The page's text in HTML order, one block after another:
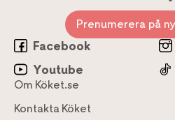
Prenumerera på
Facebook
Youtube
Om Köket.se
Kontakta Köket